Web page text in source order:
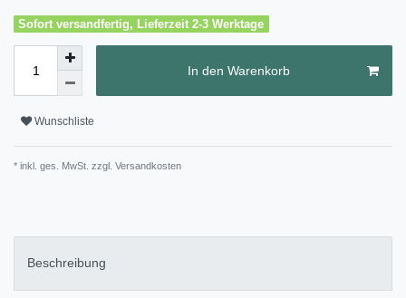
Sofort versandfertig, Lieferzeit 2-3 Werktage
In den Warenkorb
Wunschliste
* inkl. ges. MwSt. zzgl. Versandkosten
Beschreibung